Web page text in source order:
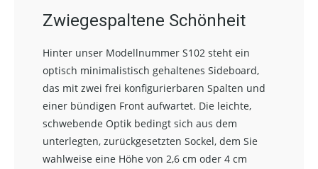
Zwiegespaltene Schönheit
Hinter unser Modellnummer S102 steht ein
optisch minimalistisch gehaltenes Sideboard,
das mit zwei frei konfigurierbaren Spalten und
einer bündigen Front aufwartet. Die leichte,
schwebende Optik bedingt sich aus dem
unterlegten, zurückgesetzten Sockel, dem Sie
wahlweise eine Höhe von 2,6 cm oder 4 cm